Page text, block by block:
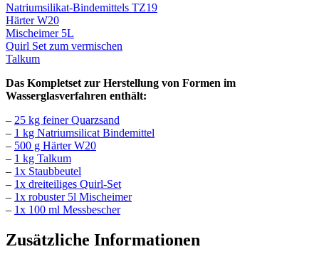
Natriumsilikat-Bindemittels TZ19
Härter W20
Mischeimer 5L
Quirl Set zum vermischen
Talkum
Das Kompletset zur Herstellung von Formen im
Wasserglasverfahren enthält:
– 25 kg feiner Quarzsand
– 1 kg Natriumsilicat Bindemittel
– 500 g Härter W20
– 1 kg Talkum
– 1x Staubbeutel
– 1x dreiteiliges Quirl-Set
– 1x robuster 5l Mischeimer
– 1x 100 ml Messbescher
Zusätzliche Informationen